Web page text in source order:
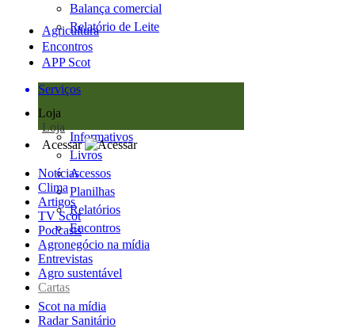
Balança comercial
Relatório de Leite
Agricultura
Encontros
APP Scot
Serviços
Loja
Loja
Informativos
Livros
Acessos
Planilhas
Relatórios
Encontros
Acessar
Notícias
Clima
Artigos
TV Scot
Podcasts
Agronegócio na mídia
Entrevistas
Agro sustentável
Cartas
Scot na mídia
Radar Sanitário